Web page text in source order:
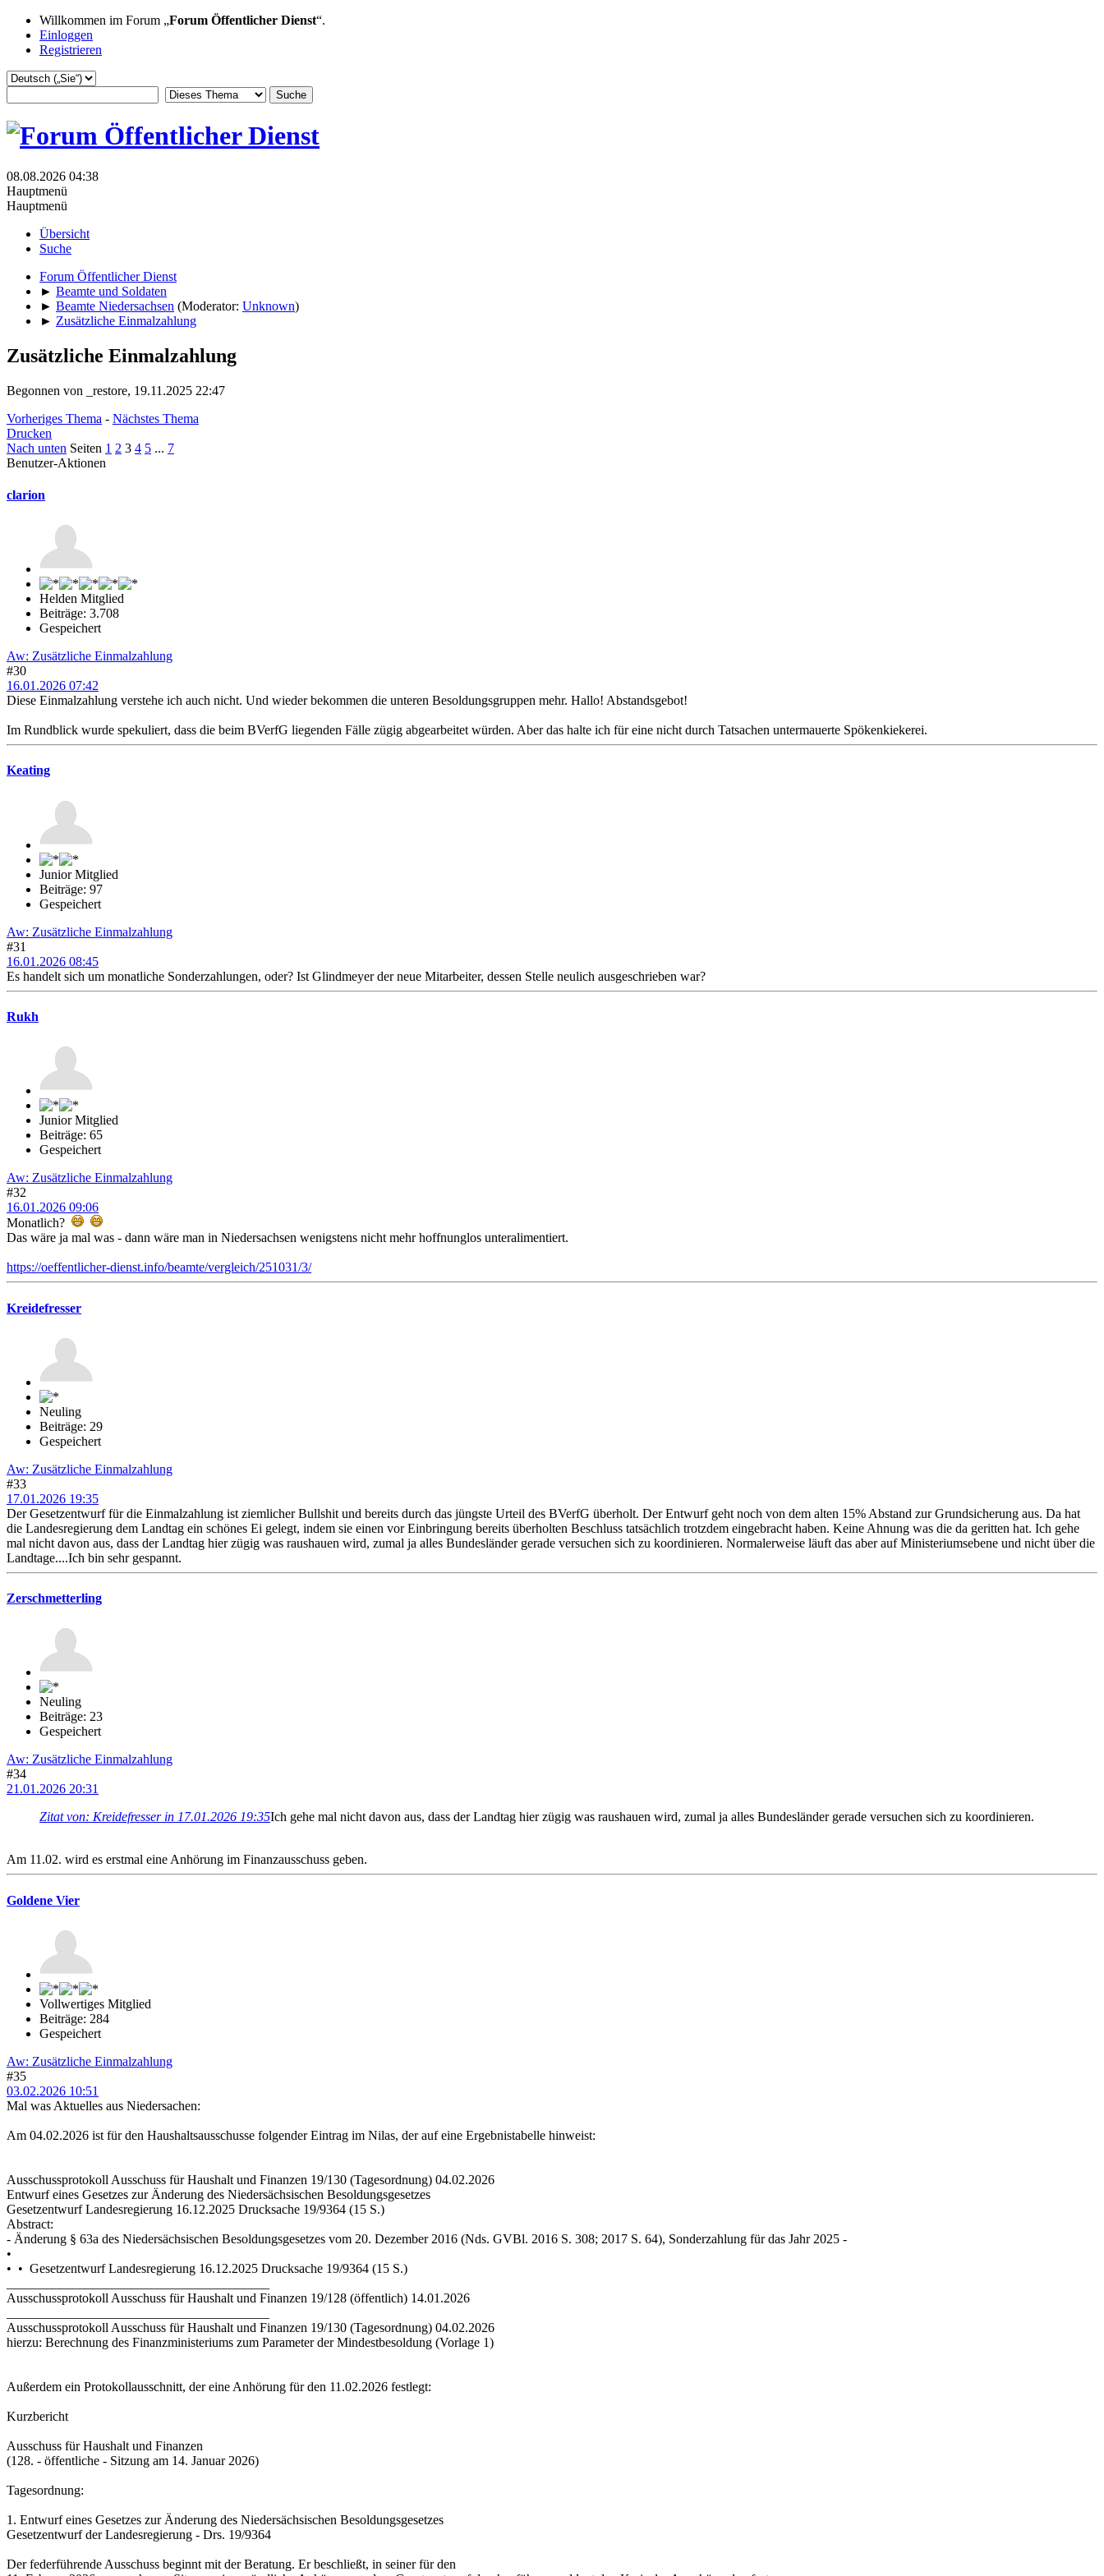
Willkommen im Forum „Forum Öffentlicher Dienst“.
Einloggen
Registrieren
08.08.2026 04:38
Hauptmenü
Hauptmenü
Übersicht
Suche
Forum Öffentlicher Dienst
► Beamte und Soldaten
► Beamte Niedersachsen (Moderator: Unknown)
► Zusätzliche Einmalzahlung
Zusätzliche Einmalzahlung
Begonnen von _restore, 19.11.2025 22:47
Vorheriges Thema - Nächstes Thema
Drucken
Nach unten Seiten 1 2 3 4 5 ... 7
Benutzer-Aktionen
clarion
Helden Mitglied
Beiträge: 3.708
Gespeichert
Aw: Zusätzliche Einmalzahlung
#30
16.01.2026 07:42
Diese Einmalzahlung verstehe ich auch nicht. Und wieder bekommen die unteren Besoldungsgruppen mehr. Hallo! Abstandsgebot!
Im Rundblick wurde spekuliert, dass die beim BVerfG liegenden Fälle zügig abgearbeitet würden. Aber das halte ich für eine nicht durch Tatsachen untermauerte Spökenkiekerei.
Keating
Junior Mitglied
Beiträge: 97
Gespeichert
Aw: Zusätzliche Einmalzahlung
#31
16.01.2026 08:45
Es handelt sich um monatliche Sonderzahlungen, oder? Ist Glindmeyer der neue Mitarbeiter, dessen Stelle neulich ausgeschrieben war?
Rukh
Junior Mitglied
Beiträge: 65
Gespeichert
Aw: Zusätzliche Einmalzahlung
#32
16.01.2026 09:06
Monatlich?
Das wäre ja mal was - dann wäre man in Niedersachsen wenigstens nicht mehr hoffnunglos unteralimentiert.
https://oeffentlicher-dienst.info/beamte/vergleich/251031/3/
Kreidefresser
Neuling
Beiträge: 29
Gespeichert
Aw: Zusätzliche Einmalzahlung
#33
17.01.2026 19:35
Der Gesetzentwurf für die Einmalzahlung ist ziemlicher Bullshit und bereits durch das jüngste Urteil des BVerfG überholt. Der Entwurf geht noch von dem alten 15% Abstand zur Grundsicherung aus. Da hat
die Landesregierung dem Landtag ein schönes Ei gelegt, indem sie einen vor Einbringung bereits überholten Beschluss tatsächlich trotzdem eingebracht haben. Keine Ahnung was die da geritten hat. Ich gehe
mal nicht davon aus, dass der Landtag hier zügig was raushauen wird, zumal ja alles Bundesländer gerade versuchen sich zu koordinieren. Normalerweise läuft das aber auf Ministeriumsebene und nicht über die
Landtage....Ich bin sehr gespannt.
Zerschmetterling
Neuling
Beiträge: 23
Gespeichert
Aw: Zusätzliche Einmalzahlung
#34
21.01.2026 20:31
Zitat von: Kreidefresser in 17.01.2026 19:35Ich gehe mal nicht davon aus, dass der Landtag hier zügig was raushauen wird, zumal ja alles Bundesländer gerade versuchen sich zu koordinieren.
Am 11.02. wird es erstmal eine Anhörung im Finanzausschuss geben.
Goldene Vier
Vollwertiges Mitglied
Beiträge: 284
Gespeichert
Aw: Zusätzliche Einmalzahlung
#35
03.02.2026 10:51
Mal was Aktuelles aus Niedersachen:
Am 04.02.2026 ist für den Haushaltsausschusse folgender Eintrag im Nilas, der auf eine Ergebnistabelle hinweist:
Ausschussprotokoll Ausschuss für Haushalt und Finanzen 19/130 (Tagesordnung) 04.02.2026
Entwurf eines Gesetzes zur Änderung des Niedersächsischen Besoldungsgesetzes
Gesetzentwurf Landesregierung 16.12.2025 Drucksache 19/9364 (15 S.)
Abstract:
- Änderung § 63a des Niedersächsischen Besoldungsgesetzes vom 20. Dezember 2016 (Nds. GVBl. 2016 S. 308; 2017 S. 64), Sonderzahlung für das Jahr 2025 -
•
• • Gesetzentwurf Landesregierung 16.12.2025 Drucksache 19/9364 (15 S.)
Ausschussprotokoll Ausschuss für Haushalt und Finanzen 19/128 (öffentlich) 14.01.2026
Ausschussprotokoll Ausschuss für Haushalt und Finanzen 19/130 (Tagesordnung) 04.02.2026
hierzu: Berechnung des Finanzministeriums zum Parameter der Mindestbesoldung (Vorlage 1)
Außerdem ein Protokollausschnitt, der eine Anhörung für den 11.02.2026 festlegt:
Kurzbericht
Ausschuss für Haushalt und Finanzen
(128. - öffentliche - Sitzung am 14. Januar 2026)
Tagesordnung:
1. Entwurf eines Gesetzes zur Änderung des Niedersächsischen Besoldungsgesetzes
Gesetzentwurf der Landesregierung - Drs. 19/9364
Der federführende Ausschuss beginnt mit der Beratung. Er beschließt, in seiner für den